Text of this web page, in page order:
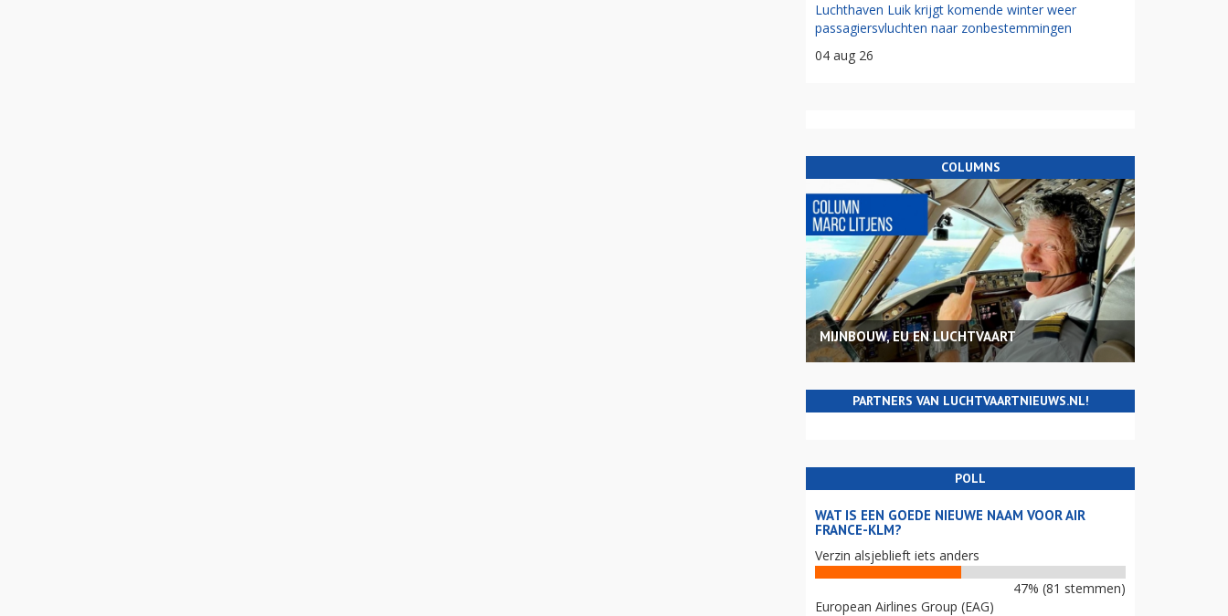
Luchthaven Luik krijgt komende winter weer
passagiersvluchten naar zonbestemmingen
04 aug 26
COLUMNS
MIJNBOUW, EU EN LUCHTVAART
PARTNERS VAN LUCHTVAARTNIEUWS.NL!
POLL
WAT IS EEN GOEDE NIEUWE NAAM VOOR AIR
FRANCE-KLM?
Verzin alsjeblieft iets anders
47% (81 stemmen)
European Airlines Group (EAG)